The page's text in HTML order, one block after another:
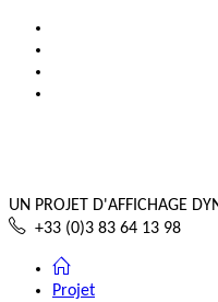
UN PROJET D'AFFICHAGE
+33 (0)3 83 64 13 98
Projet